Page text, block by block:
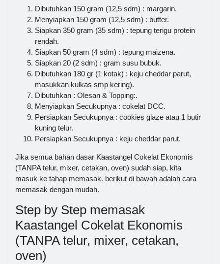
Dibutuhkan 150 gram (12,5 sdm) : margarin.
Menyiapkan 150 gram (12,5 sdm) : butter.
Siapkan 350 gram (35 sdm) : tepung terigu protein
rendah.
Siapkan 50 gram (4 sdm) : tepung maizena.
Siapkan 20 (2 sdm) : gram susu bubuk.
Dibutuhkan 180 gr (1 kotak) : keju cheddar parut,
masukkan kulkas smp kering).
Dibutuhkan : Olesan & Topping:.
Menyiapkan Secukupnya : cokelat DCC.
Persiapkan Secukupnya : cookies glaze atau 1 butir
kuning telur.
Persiapkan Secukupnya : keju cheddar parut.
Jika semua bahan dasar Kaastangel Cokelat Ekonomis
(TANPA telur, mixer, cetakan, oven) sudah siap, kita
masuk ke tahap memasak. berikut di bawah adalah cara
memasak dengan mudah.
Step by Step memasak
Kaastangel Cokelat Ekonomis
(TANPA telur, mixer, cetakan,
oven)